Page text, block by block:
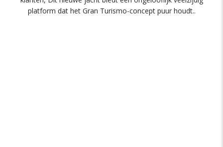
platform dat het Gran Turismo-concept puur houdt..